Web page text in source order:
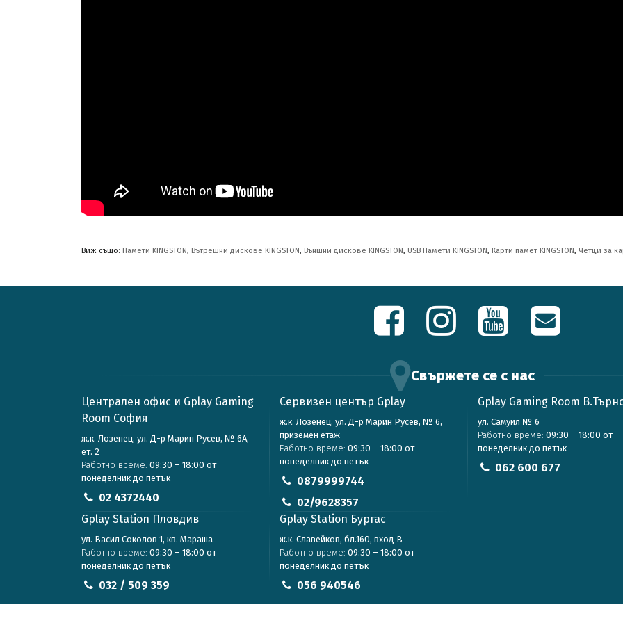
Виж също: Памети KINGSTON, Вътрешни дискове KINGSTON, Външни дискове KINGSTON, USB Памети KINGSTON, Карти памет KINGSTON, Четци за
Свържете се с нас
Централен офис и Gplay Gaming
Room София
ж.к. Лозенец, ул. Д-р Марин Русев, № 6А,
ет. 2
Работно време: 09:30 – 18:00 от
понеделник до петък
02 4372440
Сервизен център Gplay
ж.к. Лозенец, ул. Д-р Марин Русев, № 6,
приземен етаж
Работно време: 09:30 – 18:00 от
понеделник до петък
0879999744
02/9628357
Gplay Gaming Room
ул. Самуил № 6
Работно време: 09:30 – 18:00 от
понеделник до петък
062 600 677
Gplay Station Пловдив
ул. Васил Соколов 1, кв. Мараша
Работно време: 09:30 – 18:00 от
понеделник до петък
032 / 509 359
Gplay Station Бургас
ж.к. Славейков, бл.160, вход В
Работно време: 09:30 – 18:00 от
понеделник до петък
056 940546